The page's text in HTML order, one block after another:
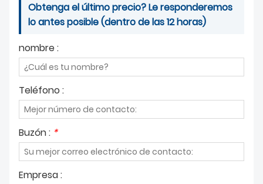
Obtenga el último precio? Le responderemos
lo antes posible (dentro de las 12 horas)
nombre :
Teléfono :
Buzón : *
Empresa :